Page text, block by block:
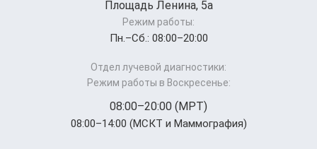
Площадь Ленина, 5а
Режим работы:
Пн.–Cб.: 08:00–20:00
Отдел лучевой диагностики:
Режим работы в Воскресенье:
08:00–20:00 (МРТ)
08:00–14:00 (МСКТ и Маммография)